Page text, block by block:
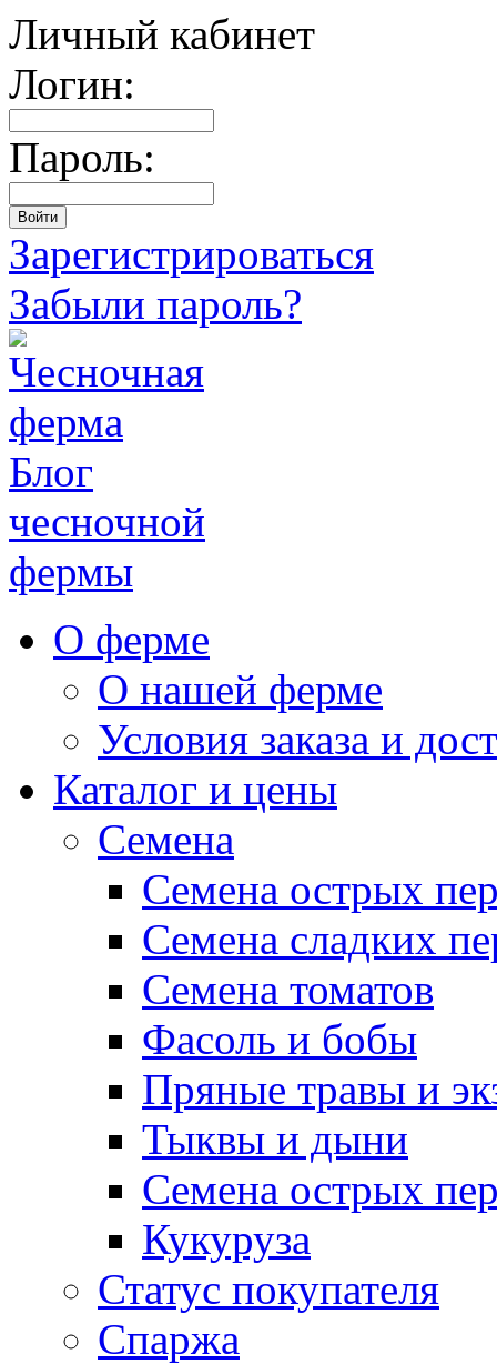
Личный кабинет
Логин:
Пароль:
Зарегистрироваться
Забыли пароль?
Блог
чесночной
фермы
О ферме
О нашей ферме
Условия заказа и
Каталог и цены
Семена
Семена острых
Семена сладких
Семена томатов
Фасоль и бобы
Пряные травы и
Тыквы и дыни
Семена острых
Кукуруза
Статус покупателя
Спаржа